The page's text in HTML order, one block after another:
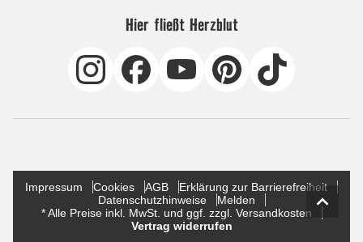
Hier fließt Herzblut
Impressum Cookies AGB
Erklärung zur Barrierefreiheit
Datenschutzhinweise
Melden
* Alle Preise inkl. MwSt. und ggf. zzgl. Versandkosten
Vertrag widerrufen